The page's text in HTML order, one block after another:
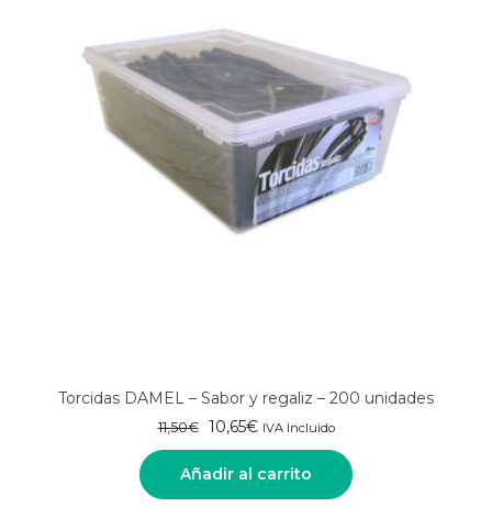
Torcidas DAMEL – Sabor y regaliz – 200 unidades
11,50€
El
precio
original
era:
10,65€El
precio
actual
es:
IVA Incluido
Añadir al carrito